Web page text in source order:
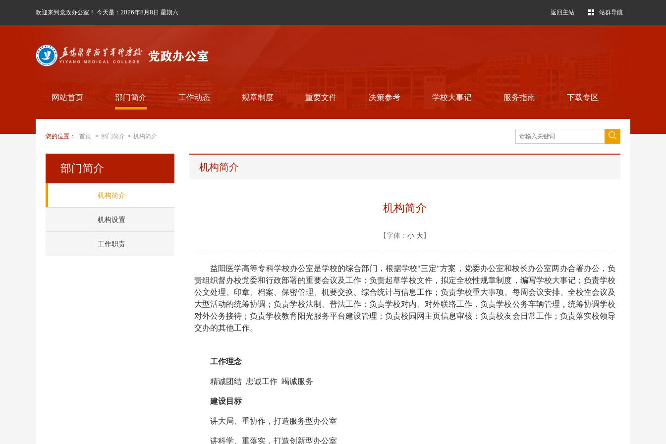
返回主站 站群导航
欢迎来到党政办公室！ 今天是： 2026年8月8日 星期六
网站首页 部门简介 工作动态 规章制度 重要文件 决策参考 学校大事记 服务指南 下载专区
您的位置： 首页 > 部门简介 > 机构简介
部门简介
机构简介
机构设置
工作职责
机构简介
机构简介
【字体： 小 大】
益阳医学高等专科学校办公室是学校的综合部门，根据学校"三定"方案，党委办公室和校长办公室两办合署办公，负
责组织督办校党委和行政部署的重要会议及工作；负责起草学校文件，拟定全校性规章制度，编写学校大事记；负责学校
公文处理、印章、档案、保密管理、机要交换、综合统计与信息工作；负责学校重大事项、每周会议安排、全校性会议及
大型活动的统筹协调；负责学校法制、普法工作；负责学校对内、对外联络工作，负责学校公务车辆管理，统筹协调学校
对外公务接待；负责学校教育阳光服务平台建设管理；负责校园网主页信息审核；负责校友会日常工作；负责落实校领导
交办的其他工作。
工作理念
精诚团结 忠诚工作 竭诚服务
建设目标
讲大局、重协作，打造服务型办公室
讲科学、重落实，打造创新型办公室